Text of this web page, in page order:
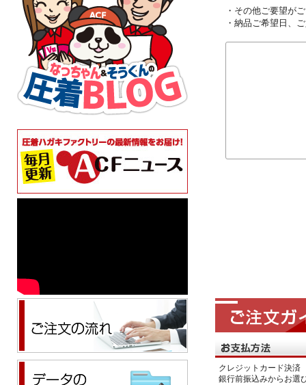
・その他ご要望が
・納品ご希望日、
クレジットカード決
銀行前振込みからお選